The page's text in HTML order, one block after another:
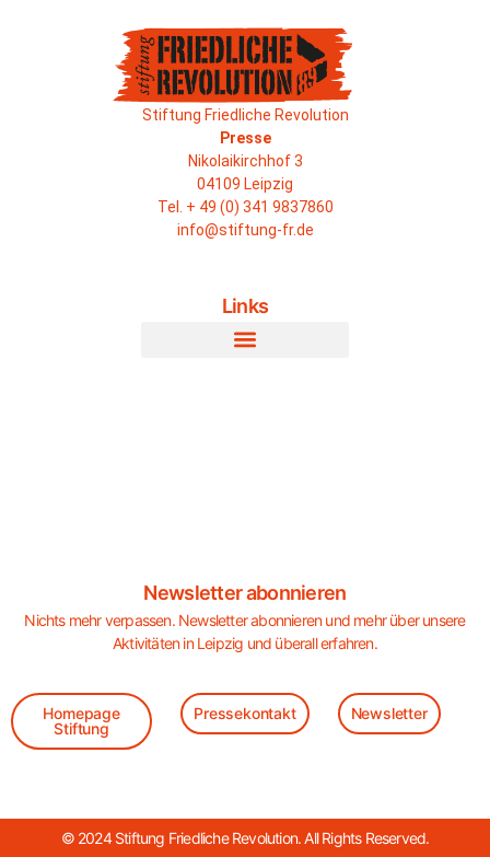
Stiftung Friedliche Revolution
Presse
Nikolaikirchhof 3
04109 Leipzig
Tel. + 49 (0) 341 9837860
info@stiftung-fr.de
Links
Newsletter abonnieren
Nichts mehr verpassen. Newsletter abonnieren und mehr über unsere
Aktivitäten in Leipzig und überall erfahren.
Homepage
Stiftung
Pressekontakt Newsletter
© 2024 Stiftung Friedliche Revolution. All Rights Reserved.